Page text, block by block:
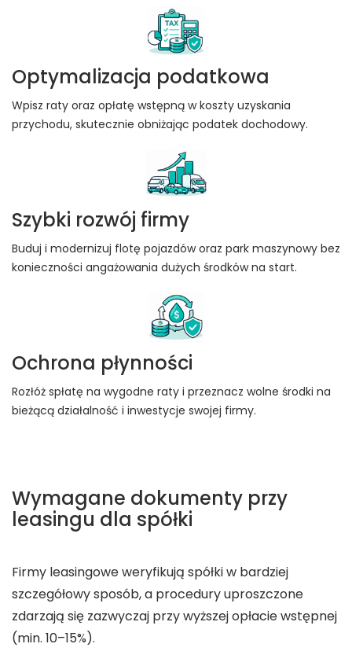
Optymalizacja podatkowa
Wpisz raty oraz opłatę wstępną w koszty uzyskania
przychodu, skutecznie obniżając podatek dochodowy.
Szybki rozwój firmy
Buduj i modernizuj flotę pojazdów oraz park maszynowy bez
konieczności angażowania dużych środków na start.
Ochrona płynności
Rozłóż spłatę na wygodne raty i przeznacz wolne środki na
bieżącą działalność i inwestycje swojej firmy.
Wymagane dokumenty przy
leasingu dla spółki
Firmy leasingowe weryfikują spółki w bardziej
szczegółowy sposób, a procedury uproszczone
zdarzają się zazwyczaj przy wyższej opłacie wstępnej
(min. 10–15%).